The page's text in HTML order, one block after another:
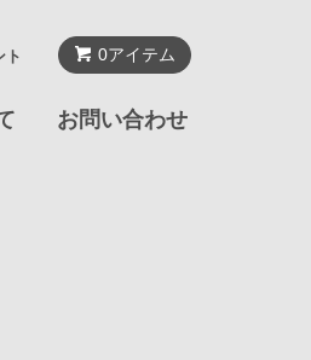
0アイテム
ト
お問い合わせ